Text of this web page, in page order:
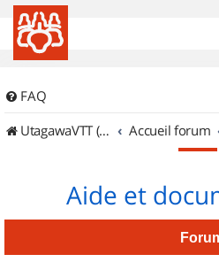
FAQ
UtagawaVTT (Randos VTT et VTTAE avec traces GPS)
Accueil forum
Aide et